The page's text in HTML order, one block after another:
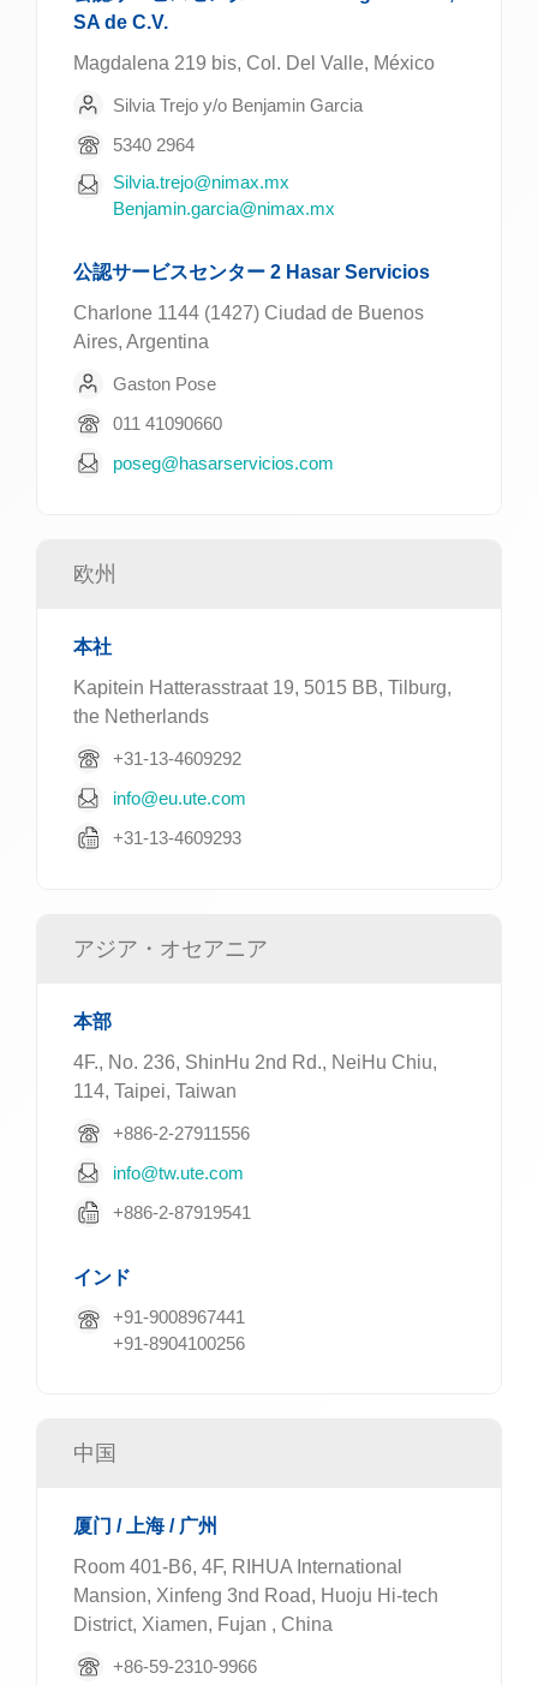
SA de C.V.
Magdalena 219 bis, Col. Del Valle, México
Silvia Trejo y/o Benjamin Garcia
5340 2964
Silvia.trejo@nimax.mx
Benjamin.garcia@nimax.mx
公認サービスセンター 2 Hasar Servicios
Charlone 1144 (1427) Ciudad de Buenos
Aires, Argentina
Gaston Pose
011 41090660
poseg@hasarservicios.com
欧州
本社
Kapitein Hatterasstraat 19, 5015 BB, Tilburg,
the Netherlands
+31-13-4609292
info@eu.ute.com
+31-13-4609293
アジア・オセアニア
本部
4F., No. 236, ShinHu 2nd Rd., NeiHu Chiu,
114, Taipei, Taiwan
+886-2-27911556
info@tw.ute.com
+886-2-87919541
インド
+91-9008967441
+91-8904100256
中国
厦门 / 上海 / 广州
Room 401-B6, 4F, RIHUA International
Mansion, Xinfeng 3nd Road, Huoju Hi-tech
District, Xiamen, Fujan , China
+86-59-2310-9966